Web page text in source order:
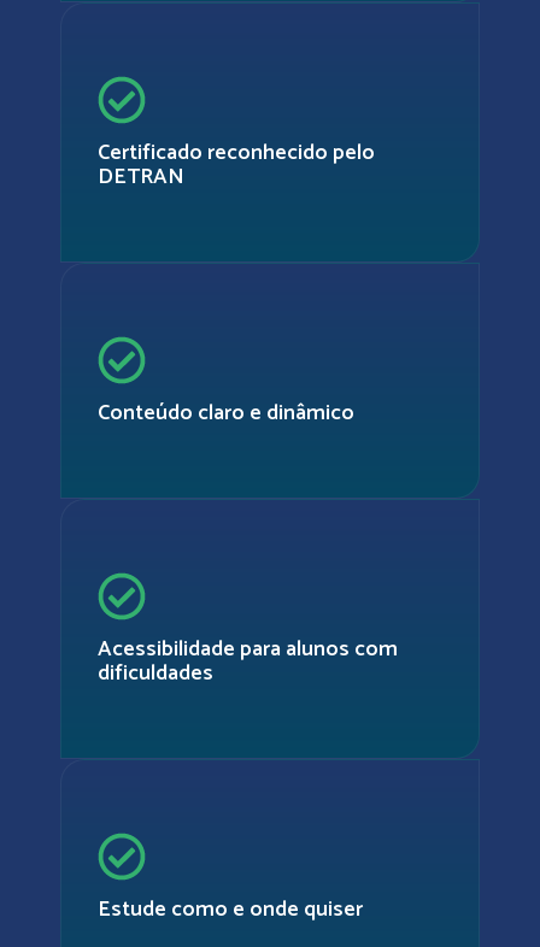
Certificado reconhecido pelo
DETRAN
Conteúdo claro e dinâmico
Acessibilidade para alunos com
dificuldades
Estude como e onde quiser